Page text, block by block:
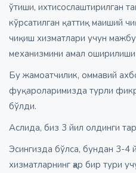
ўтиши, ихтисослаштирилган
кўрсатилган қаттиқ маиший
чиқиш хизматлари учун
механизмини амал
Бу жамоатчилик, оммавий
фуқароларимизда турли
бўлди.
Аслида, биз 3 йил олдинги
Эсингизда бўлса, бундан 3-4
хизматларнинг ҳар бир тури